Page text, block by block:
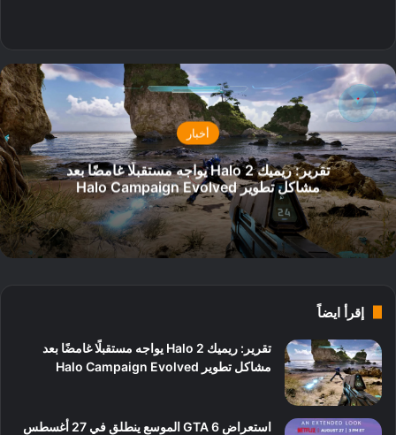
أخبار
تقرير: ريميك Halo 2 يواجه مستقبلًا غامضًا بعد
مشاكل تطوير Halo Campaign Evolved
إقرأ ايضاً
تقرير: ريميك Halo 2 يواجه مستقبلًا غامضًا بعد
مشاكل تطوير Halo Campaign Evolved
استعراض GTA 6 الموسع ينطلق في 27 أغسطس